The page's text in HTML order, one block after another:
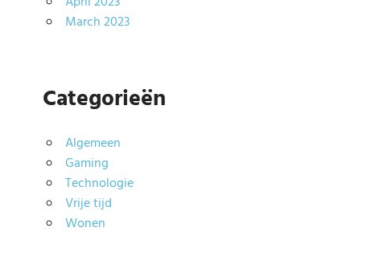
March 2023
Categorieën
Algemeen
Gaming
Technologie
Vrije tijd
Wonen